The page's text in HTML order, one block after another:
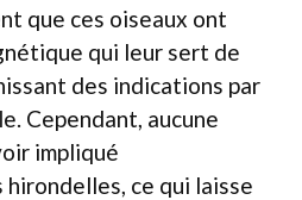
que ces oiseaux ont
qui leur sert de
des indications par
Cependant, aucune
impliqué
ce qui laisse